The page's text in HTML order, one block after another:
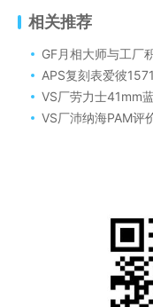
相关推荐
GF月相大师与工厂
APS复刻表爱彼15710
VS厂劳力士41mm蓝水鬼有
VS厂沛纳海PAM评